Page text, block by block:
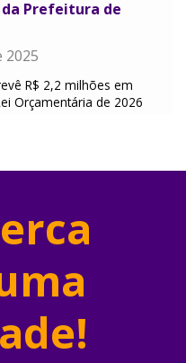
Prefeitura de
2025
R$ 2,2 milhões em
Orçamentária de 2026